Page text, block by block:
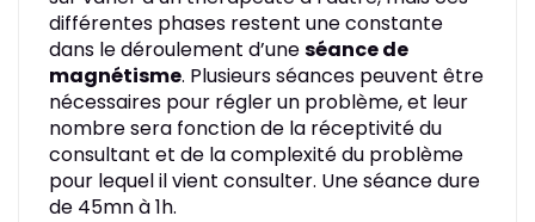
différentes phases restent une constante
dans le déroulement d’uneséance de
magnétisme. Plusieurs séances peuvent être
nécessaires pour régler un problème, et leur
nombre sera fonction de la réceptivité du
consultant et de la complexité du problème
pour lequel il vient consulter. Une séance dure
de 45mn à 1h.